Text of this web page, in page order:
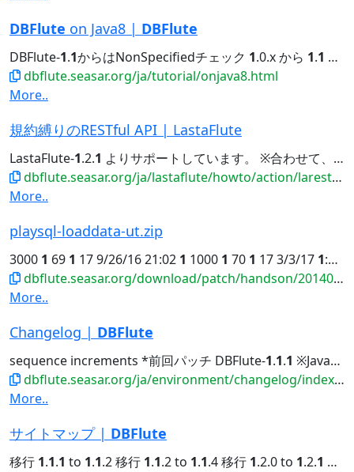
DBFlute on Java8 | DBFlute
DBFlute-1.1からはNonSpecifiedチェック 1.0.x から 1.1
dbflute.seasar.org/ja/tutorial/onjava8.html
More..
規約縛りのRESTful API | LastaFlute
LastaFlute-1.2.1 よりサポートしています。 ※合わせて、LastaMeta-0.5.
dbflute.seasar.org/ja/lastaflute/howto/action/larestfulapi.html
More..
playsql-loaddata-ut.zip
3000 1 69 1 17 9/26/16 21:02 1 1000 1 70 1 17 3/3/17 1:11
dbflute.seasar.org/download/patch/handson/20140601_payment/playsql-loaddata-ut.zip
More..
Changelog | DBFlute
sequence increments *前回パッチ DBFlute-1.1.1 ※Java8 2016/01/01 NEW DBFlute...Author's Blog Changelog DBFlute-
dbflute.seasar.org/ja/environment/changelog/index.html
More..
サイトマップ | DBFlute
移行 1.1.1 to 1.1.2 移行 1.1.2 to 1.1.4 移行 1.2.0 to 1.2.1